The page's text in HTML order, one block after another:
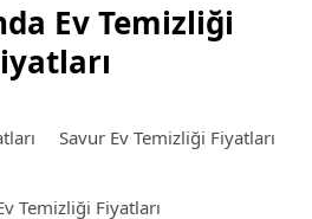
Ev Temizliği
Savur Ev Temizliği Fiyatları
Temizliği Fiyatları